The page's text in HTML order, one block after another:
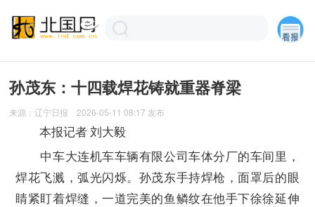
孙茂东：十四载焊花铸就重器脊梁
来源：辽宁日报 2026-05-11 08:17 发布
本报记者 刘大毅
中车大连机车车辆有限公司车体分厂的车间里，
焊花飞溅，弧光闪烁。孙茂东手持焊枪，面罩后的眼
睛紧盯着焊缝，一道完美的鱼鳞纹在他手下徐徐延伸